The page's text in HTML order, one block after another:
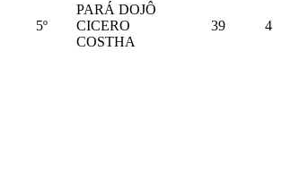
5º
PARÁ DOJÔ
CICERO
COSTHA
39 4